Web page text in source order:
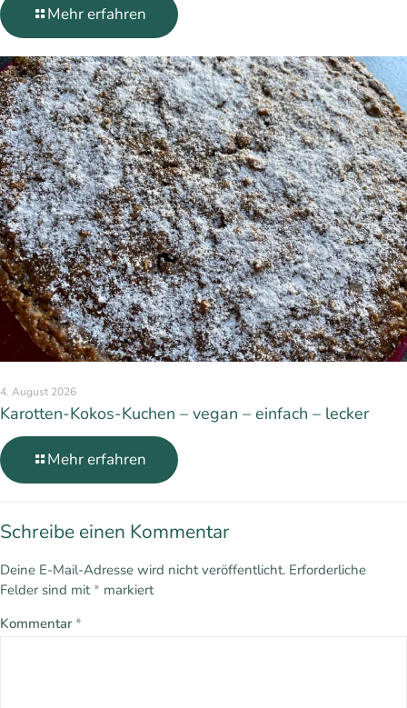
Mehr erfahren
4. August 2026
Karotten-Kokos-Kuchen – vegan – einfach – lecker
Mehr erfahren
Schreibe einen Kommentar
Deine E-Mail-Adresse wird nicht veröffentlicht. Erforderliche
Felder sind mit * markiert
Kommentar *